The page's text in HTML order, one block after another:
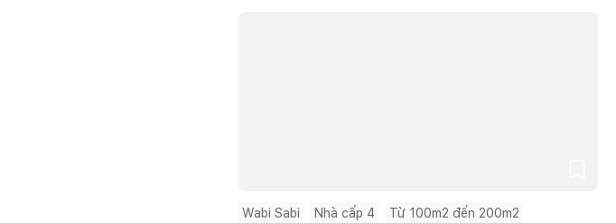
Wabi Sabi Nhà cấp 4 Từ 100m2 đến 200m2